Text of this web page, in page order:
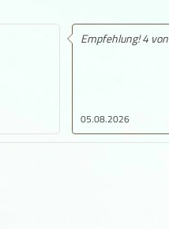
05.08.2026
Empfehlung! 5